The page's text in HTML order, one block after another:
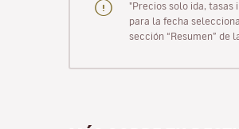
"Precios solo ida, tasas
para la fecha
sección “Resumen” de